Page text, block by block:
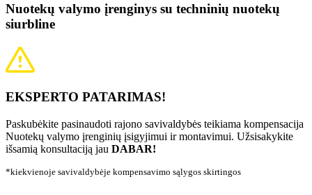
Nuotekų valymo įrenginys su techninių nuotekų
siurbline
EKSPERTO PATARIMAS!
Paskubėkite pasinaudoti rajono savivaldybės teikiama kompensacija
Nuotekų valymo įrenginių įsigyjimui ir montavimui. Užsisakykite
išsamią konsultaciją jau DABAR!
*kiekvienoje savivaldybėje kompensavimo sąlygos skirtingos